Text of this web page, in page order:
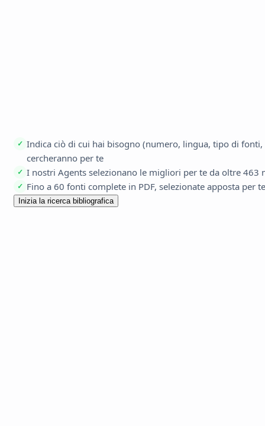
✓ Indica ciò di cui hai bisogno (numero, lingua, tipo di
cercheranno per te
✓ I nostri Agents selezionano le migliori per te da oltre 463
✓ Fino a 60 fonti complete in PDF, selezionate apposta per te
Inizia la ricerca bibliografica